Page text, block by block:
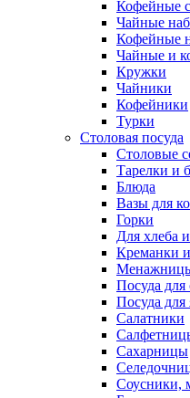
Кофейные
Чайные
Кофейные
Чайные и
Кружки
Чайники
Кофейники
Турки
Столовая посуда
Столовые
Тарелки и
Блюда
Вазы для
Горки
Для хлеба
Креманки
Посуда для
Посуда для
Салатники
Сахарницы
Соусники,